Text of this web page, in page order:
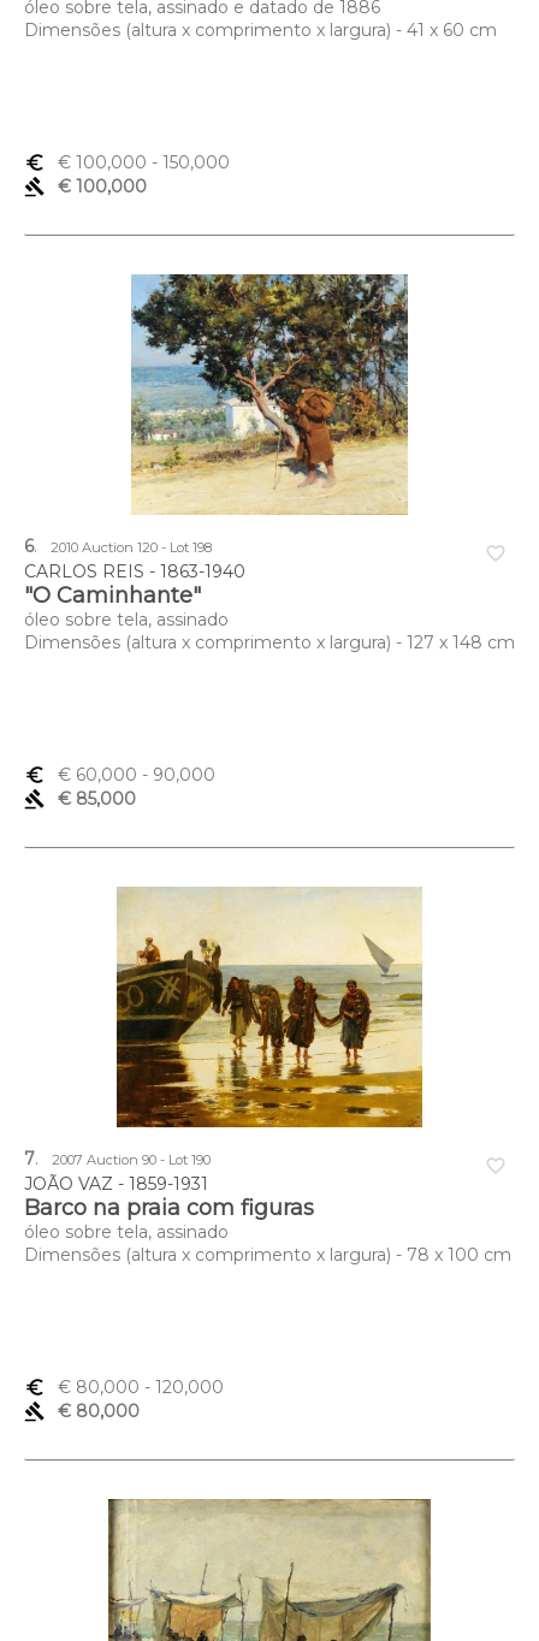
óleo sobre tela, assinado e datado de 1886
Dimensões (altura x comprimento x largura) - 41 x 60 cm
euro_symbol € 100,000 - 150,000
gavel
€ 100,000
favorite_border
6. 2010 Auction 120 - Lot 198
CARLOS REIS - 1863-1940
"O Caminhante"
óleo sobre tela, assinado
Dimensões (altura x comprimento x largura) - 127 x 148 cm
euro_symbol € 60,000 - 90,000
gavel
€ 85,000
favorite_border
7. 2007 Auction 90 - Lot 190
JOÃO VAZ - 1859-1931
Barco na praia com figuras
óleo sobre tela, assinado
Dimensões (altura x comprimento x largura) - 78 x 100 cm
euro_symbol € 80,000 - 120,000
gavel
€ 80,000